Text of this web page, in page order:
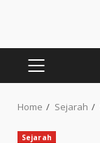
PRIMARY
Home Sejarah
Sejarah